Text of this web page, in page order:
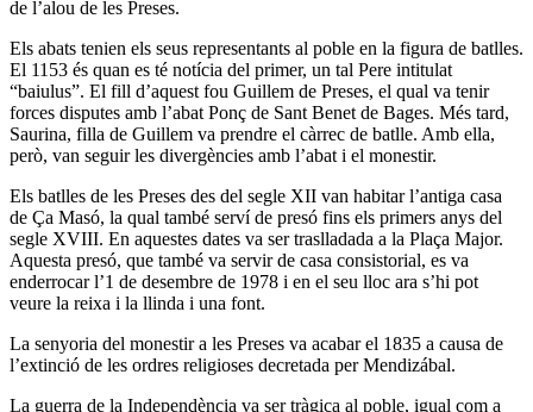
de l’alou de les Preses.
Els abats tenien els seus representants al poble en la figura de batlles.
El 1153 és quan es té notícia del primer, un tal Pere intitulat
“baiulus”. El fill d’aquest fou Guillem de Preses, el qual va tenir
forces disputes amb l’abat Ponç de Sant Benet de Bages. Més tard,
Saurina, filla de Guillem va prendre el càrrec de batlle. Amb ella,
però, van seguir les divergències amb l’abat i el monestir.
Els batlles de les Preses des del segle XII van habitar l’antiga casa
de Ça Masó, la qual també serví de presó fins els primers anys del
segle XVIII. En aquestes dates va ser traslladada a la Plaça Major.
Aquesta presó, que també va servir de casa consistorial, es va
enderrocar l’1 de desembre de 1978 i en el seu lloc ara s’hi pot
veure la reixa i la llinda i una font.
La senyoria del monestir a les Preses va acabar el 1835 a causa de
l’extinció de les ordres religioses decretada per Mendizábal.
La guerra de la Independència va ser tràgica al poble, igual com a